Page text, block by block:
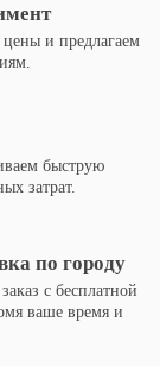
и предлагаем
быструю
затрат.
по городу
с бесплатной
ваше время и